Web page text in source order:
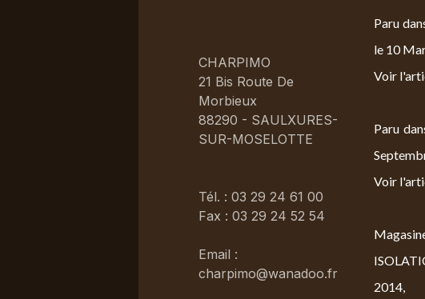
CHARPIMO
21 Bis Route De
Morbieux
88290 - SAULXURES-
SUR-MOSELOTTE
Tél. : 03 29 24 61 00
Fax : 03 29 24 52 54
Email :
charpimo@wanadoo.fr
Paru
le 10
Voir
Paru
Voir
2014,